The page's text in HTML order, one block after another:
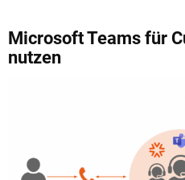
Microsoft Teams für
nutzen